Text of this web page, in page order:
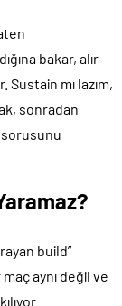
bakar, alır
mı lazım,
sonradan
sorusunu
build”
aynı değil ve